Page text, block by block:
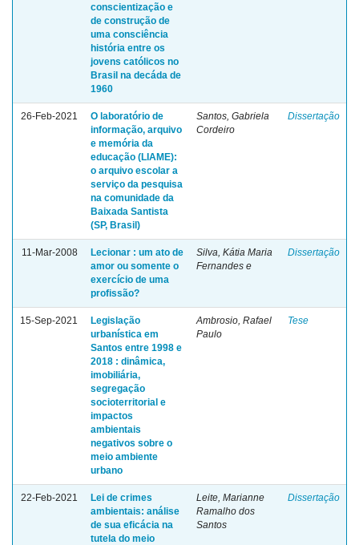
conscientização e
de construção de
uma consciência
história entre os
jovens católicos no
Brasil na decáda de
1960
26-Feb-2021
O laboratório de
informação, arquivo
e memória da
educação (LIAME):
o arquivo escolar a
serviço da pesquisa
na comunidade da
Baixada Santista
(SP, Brasil)
Santos, Gabriela
Cordeiro
Dissertação
11-Mar-2008
Lecionar : um ato de
amor ou somente o
exercício de uma
profissão?
Silva, Kátia Maria
Fernandes e
Dissertação
15-Sep-2021
Legislação
urbanística em
Santos entre 1998 e
2018 : dinâmica,
imobiliária,
segregação
socioterritorial e
impactos
ambientais
negativos sobre o
meio ambiente
urbano
Ambrosio, Rafael
Paulo
Tese
22-Feb-2021
Lei de crimes
ambientais: análise
de sua eficácia na
tutela do meio
Leite, Marianne
Ramalho dos
Santos
Dissertação